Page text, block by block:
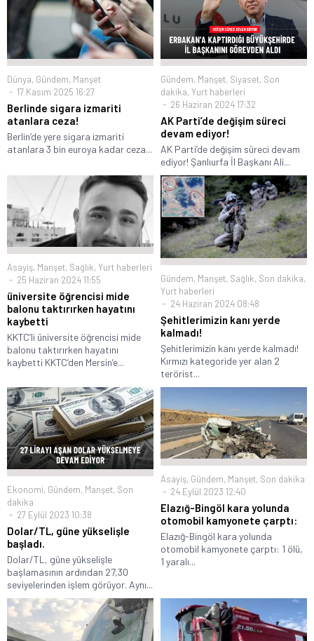
Dünya, Gündem, Manşet
17 Kasım 2025 16:27
Berlinde sigara izmariti
atanlara ceza!
Berlin’de yere sigara izmariti
atanlara 3 bin euroya kadar ceza...
Gündem, Manşet, Siyaset, Son
dakika, Yurt haberleri
26 Haziran 2024 17:32
AK Parti’de değişim süreci
devam ediyor!
AK Parti’de değişim süreci devam
ediyor! Şanlıurfa İl Başkanı Ali...
Asayiş, Manşet, Sağlık, Yurt haberleri
25 Haziran 2024 11:55
üniversite öğrencisi mide
balonu taktırırken hayatını
kaybetti
KKTC’li üniversite öğrencisi mide
balonu taktırırken hayatını
kaybetti KKTC’den Mersin’e...
Gündem, Manşet, Sağlık, Son dakika,
Yurt haberleri
24 Haziran 2024 08:48
Şehitlerimizin kanı yerde
kalmadı!
Şehitlerimizin kanı yerde kalmadı!
Kırmızı kategoride yer alan 2
terörist...
Ekonomi, Gündem, Manşet, Son
dakika
27 Eylül 2023 10:38
Dolar/TL, güne yükselişle
başladı.
Dolar/TL, güne yükselişle
başlamasının ardından 27,30
seviyelerinden işlem görüyor. Aynı...
Asayiş, Gündem, Manşet, Son dakika
24 Eylül 2023 12:40
Elazığ-Bingöl kara yolunda
otomobil kamyonete çarptı:
Elazığ-Bingöl kara yolunda
otomobil kamyonete çarptı: 1 ölü,
1 yaralı...